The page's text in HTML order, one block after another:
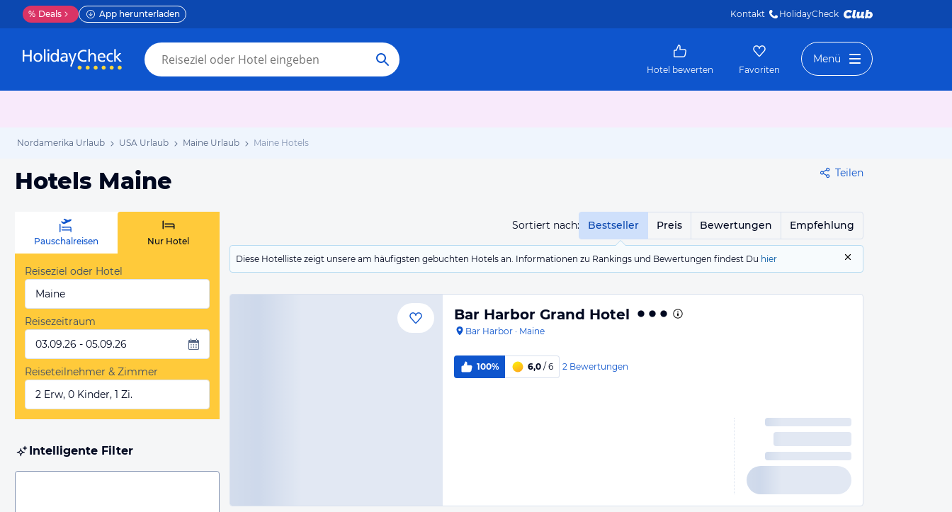
% Deals App herunterladen Kontakt HolidayCheck
Hotel bewerten Favoriten
Menü
Nordamerika Urlaub USA Urlaub Maine Urlaub Maine Hotels
Hotels Maine Teilen
Sortiert nach: Bestseller Preis Bewertungen Empfehlung
Diese Hotelliste zeigt unsere am häufigsten gebuchten Hotels an. Informationen zu Rankings und Bewertungen findest Du hier
Pauschalreisen Nur Hotel
Reiseziel oder Hotel
Maine
Reisezeitraum
03.09.26 - 05.09.26
Reiseteilnehmer & Zimmer
2 Erw, 0 Kinder, 1 Zi.
Intelligente Filter
Bar Harbor Grand Hotel
Bar Harbor · Maine
100% 6,0 / 6 2 Bewertungen